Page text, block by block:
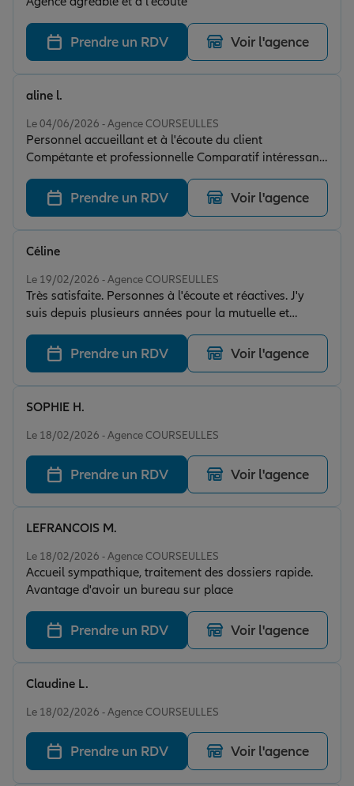
Prendre un RDV Voir l'agence
Le 04/06/2026 - Agence COURSEULLES
Personnel accueillant et à l'écoute du client
Compétante et professionnelle Comparatif intéressant
avec les autres assurances
aline l.
Prendre un RDV Voir l'agence
Le 19/02/2026 - Agence COURSEULLES
Très satisfaite. Personnes à l'écoute et réactives. J'y
suis depuis plusieurs années pour la mutuelle et
l'assurance de mon véhicule. Je recommande cette
agence
Céline
Prendre un RDV Voir l'agence
Le 18/02/2026 - Agence COURSEULLES
SOPHIE H.
Prendre un RDV Voir l'agence
Le 18/02/2026 - Agence COURSEULLES
Accueil sympathique, traitement des dossiers rapide.
Avantage d'avoir un bureau sur place
LEFRANCOIS M.
Prendre un RDV Voir l'agence
Le 18/02/2026 - Agence COURSEULLES
Claudine L.
Prendre un RDV Voir l'agence